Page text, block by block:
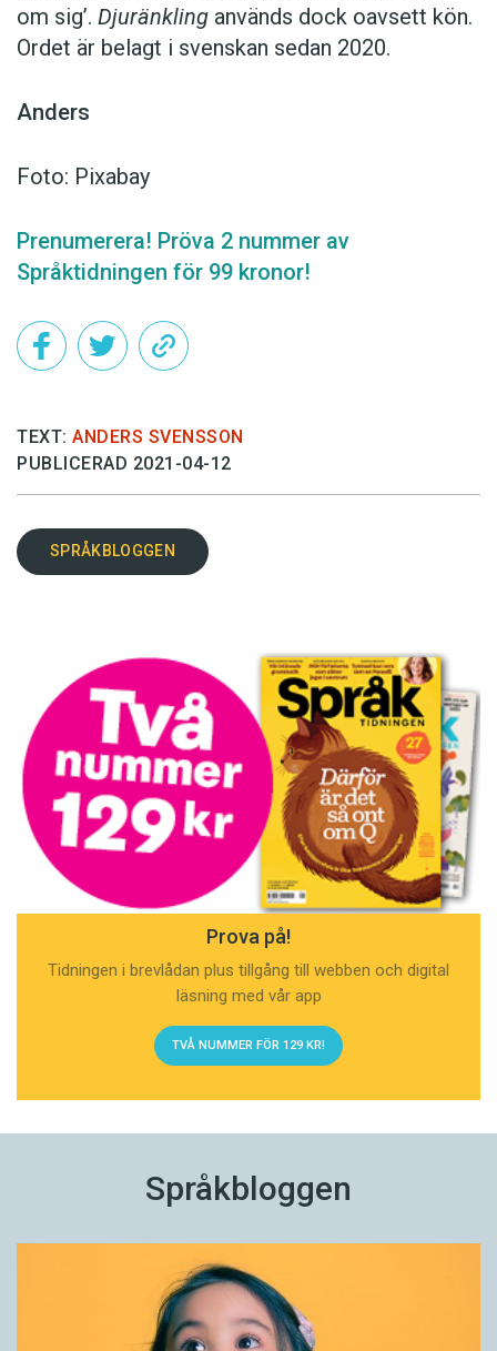
om sig’. Djuränkling används dock oavsett kön.
Ordet är belagt i svenskan sedan 2020.
Anders
Foto: Pixabay
Prenumerera! Pröva 2 nummer av
Språktidningen för 99 kronor!
TEXT: ANDERS SVENSSON
PUBLICERAD 2021-04-12
SPRÅKBLOGGEN
Prova på!
Tidningen i brevlådan plus tillgång till webben och digital
läsning med vår app
TVÅ NUMMER FÖR 129 KR!
Språkbloggen